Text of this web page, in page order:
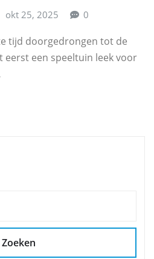
okt 25, 2025 0
tijd doorgedrongen tot de
eerst een speeltuin leek voor
Zoeken